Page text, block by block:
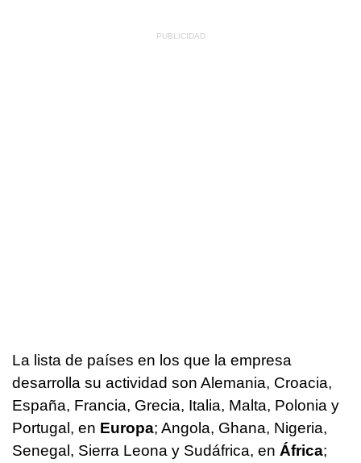
La lista de países en los que la empresa
desarrolla su actividad son Alemania, Croacia,
España, Francia, Grecia, Italia, Malta, Polonia y
Portugal, en Europa; Angola, Ghana, Nigeria,
Senegal, Sierra Leona y Sudáfrica, en África;